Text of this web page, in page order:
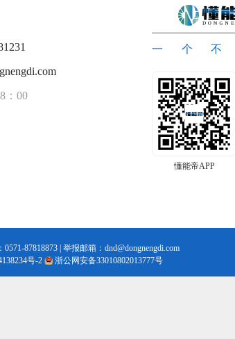
：00
一个
懂能帝APP
0571-87818873 | 举报邮箱：dnd@dongnengdi.com
号-2 浙公网安备33010802013777号